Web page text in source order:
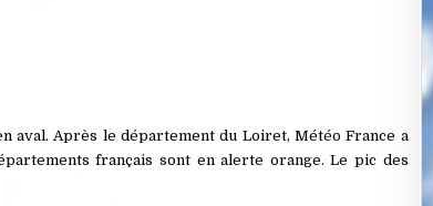
aval. Après le département du Loiret, Météo France a
français sont en alerte orange. Le pic des